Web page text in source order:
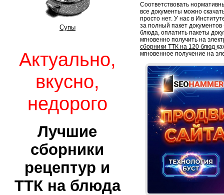
Супы
Актуально,
вкусно,
недорого
Лучшие
сборники
рецептур и
ТТК на блюда
Соответствовать
все документы можно
просто нет. У нас в
за полный пакет документов
блюда, оплатить пакеты
мгновенно получить на
сборники ТТК на 120 блюд
мгновенное получение на